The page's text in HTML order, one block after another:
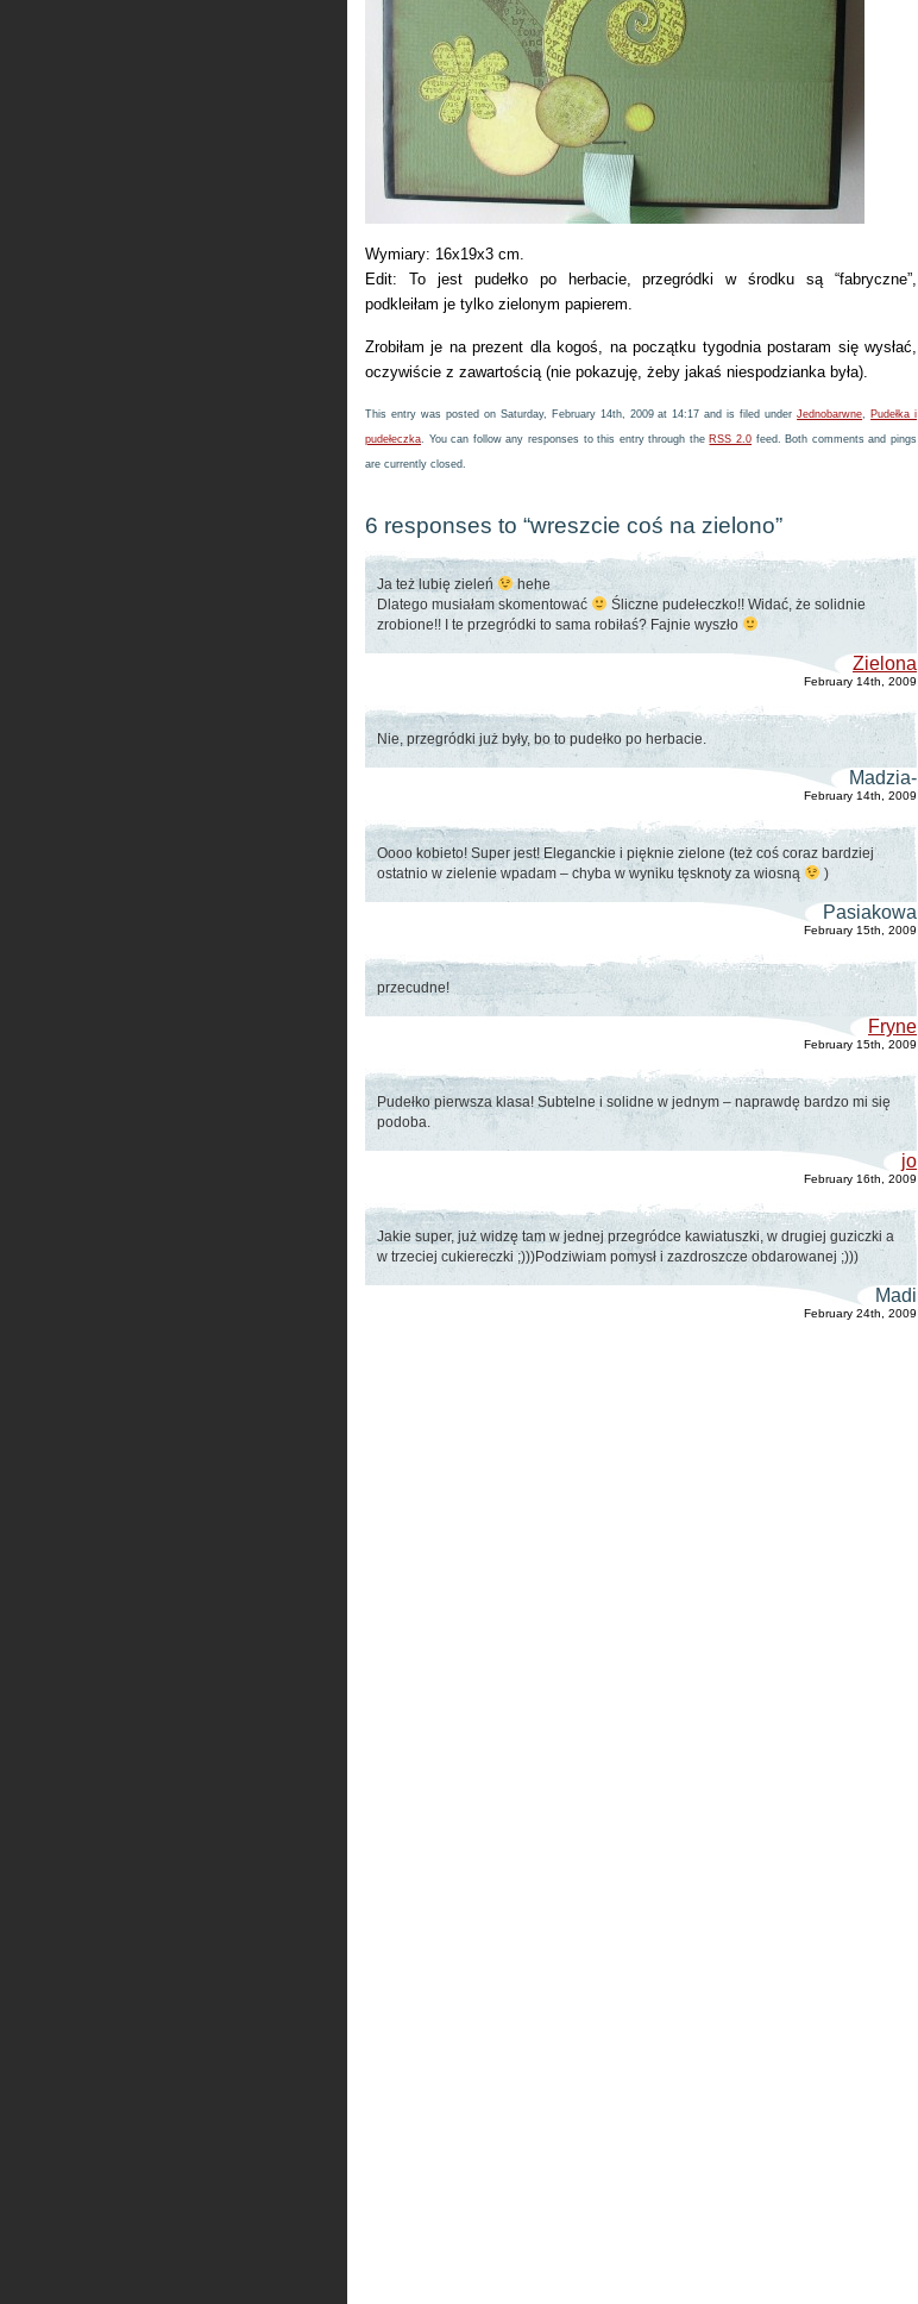
Wymiary: 16x19x3 cm.
Edit: To jest pudełko po herbacie, przegródki w środku są “fabryczne”,
podkleiłam je tylko zielonym papierem.
Zrobiłam je na prezent dla kogoś, na początku tygodnia postaram się wysłać,
oczywiście z zawartością (nie pokazuję, żeby jakaś niespodzianka była).
This entry was posted on Saturday, February 14th, 2009 at 14:17 and is filed underJednobarwne, Pudełka i
pudełeczka. You can follow any responses to this entry through the RSS 2.0 feed. Both comments and pings
are currently closed.
6 responses to “wreszcie coś na zielono”
Ja też lubię zieleń
hehe
Dlatego musiałam skomentować
Śliczne pudełeczko!! Widać, że solidnie
zrobione!! I te przegródki to sama robiłaś? Fajnie wyszło
Zielona
February 14th, 2009
Nie, przegródki już były, bo to pudełko po herbacie.
Madzia-
February 14th, 2009
Oooo kobieto! Super jest! Eleganckie i pięknie zielone (też coś coraz bardziej
ostatnio w zielenie wpadam – chyba w wyniku tęsknoty za wiosną
)
Pasiakowa
February 15th, 2009
przecudne!
Fryne
February 15th, 2009
Pudełko pierwsza klasa! Subtelne i solidne w jednym – naprawdę bardzo mi się
podoba.
jo
February 16th, 2009
Jakie super, już widzę tam w jednej przegródce kawiatuszki, w drugiej guziczki a
w trzeciej cukiereczki ;)))Podziwiam pomysł i zazdroszcze obdarowanej ;)))
Madi
February 24th, 2009